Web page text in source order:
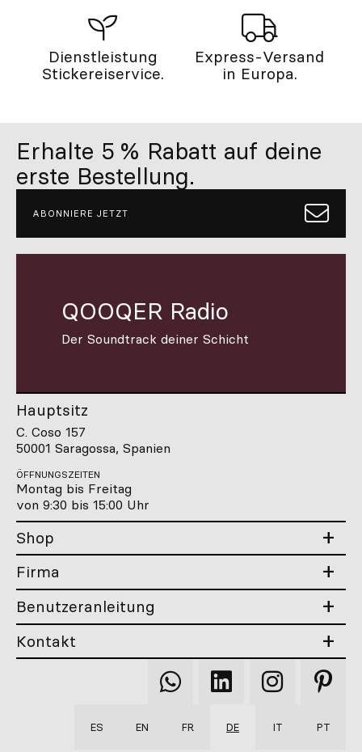
Dienstleistung
Stickereiservice.
Express-Versand
in Europa.
Erhalte 5 % Rabatt auf deine
erste Bestellung.
ABONNIERE JETZT
QOOQER Radio
Der Soundtrack deiner Schicht
Hauptsitz
C. Coso 157
50001 Saragossa, Spanien
ÖFFNUNGSZEITEN
Montag bis Freitag
von 9:30 bis 15:00 Uhr
Shop
Firma
Benutzeranleitung
Kontakt
Qooqer
WhatsApp
Qooqer
Linkedin
Qooqer
Instagram
Qooqer
ES EN FR DE IT PT